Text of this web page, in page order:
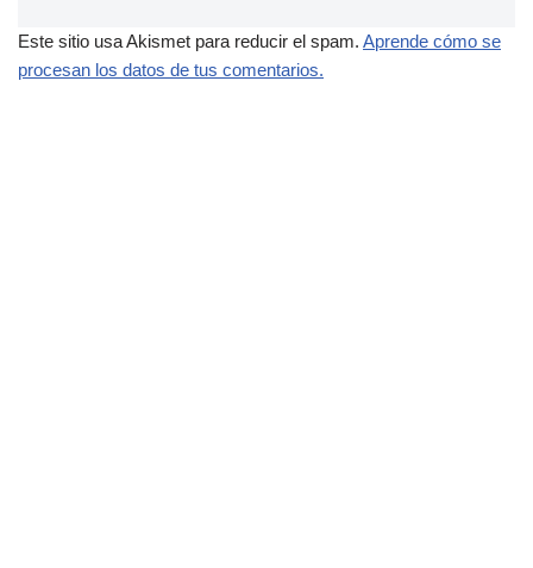
Este sitio usa Akismet para reducir el spam. Aprende cómo se
procesan los datos de tus comentarios.